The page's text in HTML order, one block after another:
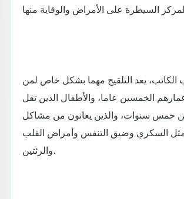
يعد التلقيح مهما بشكل خاص لمن
الخمسين عاما، والأطفال الذين تقل
خمس سنوات، والذين يعانون من مشاكل
السكري وضيق التنفس وأمراض القلب
والرئتين.